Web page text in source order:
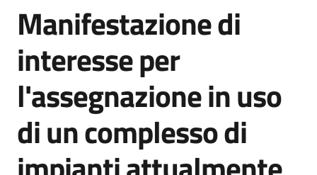
strumenti
di
Supporto
Piattaforme
Salta al contenuto
Manifestazione di
interesse per
l'assegnazione in uso
di un complesso di